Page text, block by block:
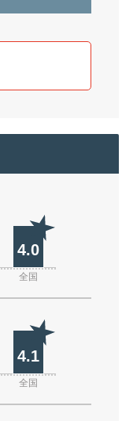
4.0
全国
4.1
全国